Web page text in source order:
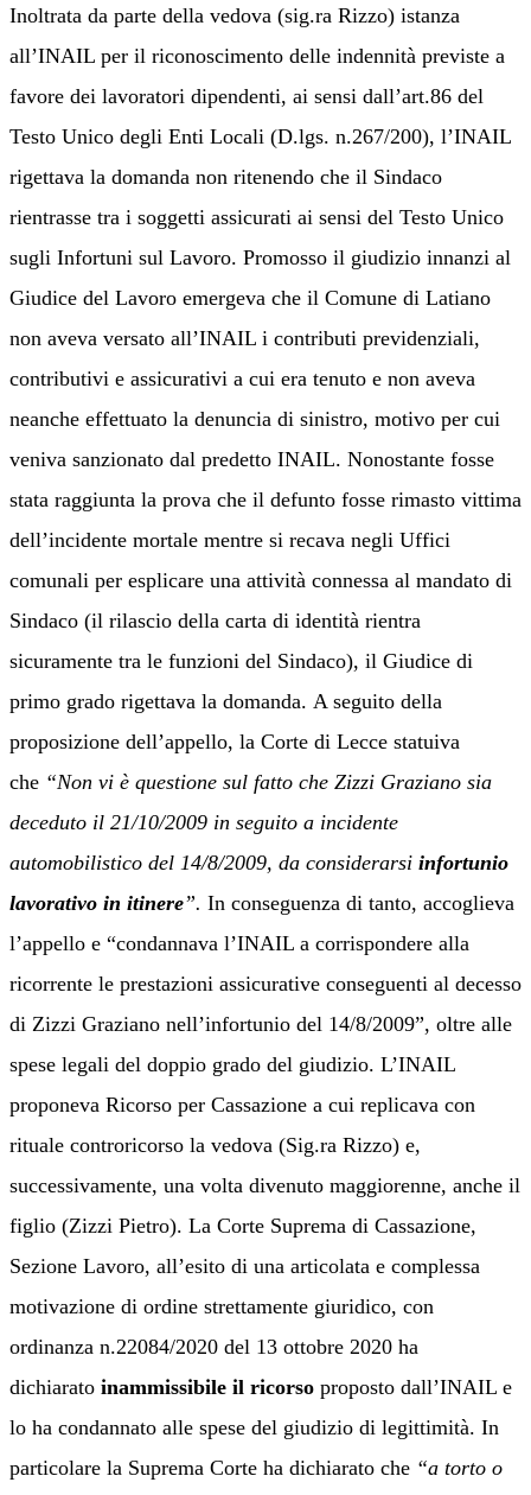
Inoltrata da parte della vedova (sig.ra Rizzo) istanza
all’INAIL per il riconoscimento delle indennità previste a
favore dei lavoratori dipendenti, ai sensi dall’art.86 del
Testo Unico degli Enti Locali (D.lgs. n.267/200), l’INAIL
rigettava la domanda non ritenendo che il Sindaco
rientrasse tra i soggetti assicurati ai sensi del Testo Unico
sugli Infortuni sul Lavoro. Promosso il giudizio innanzi al
Giudice del Lavoro emergeva che il Comune di Latiano
non aveva versato all’INAIL i contributi previdenziali,
contributivi e assicurativi a cui era tenuto e non aveva
neanche effettuato la denuncia di sinistro, motivo per cui
veniva sanzionato dal predetto INAIL. Nonostante fosse
stata raggiunta la prova che il defunto fosse rimasto vittima
dell’incidente mortale mentre si recava negli Uffici
comunali per esplicare una attività connessa al mandato di
Sindaco (il rilascio della carta di identità rientra
sicuramente tra le funzioni del Sindaco), il Giudice di
primo grado rigettava la domanda. A seguito della
proposizione dell’appello, la Corte di Lecce statuiva
che “Non vi è questione sul fatto che Zizzi Graziano sia
deceduto il 21/10/2009 in seguito a incidente
automobilistico del 14/8/2009, da considerarsi infortunio
lavorativo in itinere”. In conseguenza di tanto, accoglieva
l’appello e “condannava l’INAIL a corrispondere alla
ricorrente le prestazioni assicurative conseguenti al decesso
di Zizzi Graziano nell’infortunio del 14/8/2009”, oltre alle
spese legali del doppio grado del giudizio. L’INAIL
proponeva Ricorso per Cassazione a cui replicava con
rituale controricorso la vedova (Sig.ra Rizzo) e,
successivamente, una volta divenuto maggiorenne, anche il
figlio (Zizzi Pietro). La Corte Suprema di Cassazione,
Sezione Lavoro, all’esito di una articolata e complessa
motivazione di ordine strettamente giuridico, con
ordinanza n.22084/2020 del 13 ottobre 2020 ha
dichiarato inammissibile il ricorso proposto dall’INAIL e
lo ha condannato alle spese del giudizio di legittimità. In
particolare la Suprema Corte ha dichiarato che “a torto o